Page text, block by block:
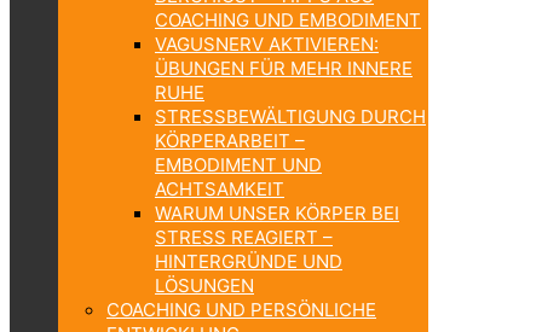
COACHING UND EMBODIMENT
VAGUSNERV AKTIVIEREN:
ÜBUNGEN FÜR MEHR INNERE
RUHE
STRESSBEWÄLTIGUNG DURCH
KÖRPERARBEIT –
EMBODIMENT UND
ACHTSAMKEIT
WARUM UNSER KÖRPER BEI
STRESS REAGIERT –
HINTERGRÜNDE UND
LÖSUNGEN
COACHING UND PERSÖNLICHE